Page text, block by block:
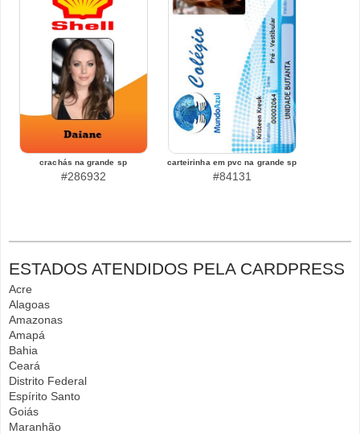
crachás na grande sp
#286932
carteirinha em pvc na grande sp
#84131
ESTADOS ATENDIDOS PELA CARDPRESS
Acre
Alagoas
Amazonas
Amapá
Bahia
Ceará
Distrito Federal
Espírito Santo
Goiás
Maranhão